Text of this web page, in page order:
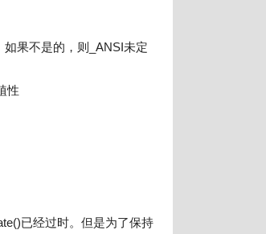
如果不是的，则 _ANSI 未定
性
已经过时。但是为了保持